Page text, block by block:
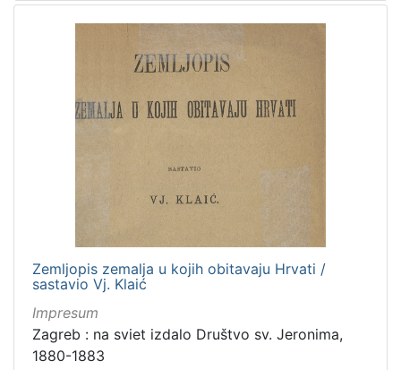
Zemljopis zemalja u kojih obitavaju Hrvati /
sastavio Vj. Klaić
Impresum
Zagreb : na sviet izdalo Društvo sv. Jeronima,
1880-1883